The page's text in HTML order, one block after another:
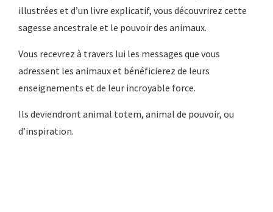
illustrées et d’un livre explicatif, vous découvrirez cette
sagesse ancestrale et le pouvoir des animaux.
Vous recevrez à travers lui les messages que vous
adressent les animaux et bénéficierez de leurs
enseignements et de leur incroyable force.
Ils deviendront animal totem, animal de pouvoir, ou
d’inspiration.